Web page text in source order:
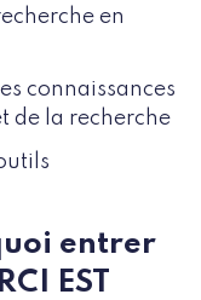
en
connaissances
de la recherche
entrer
EST